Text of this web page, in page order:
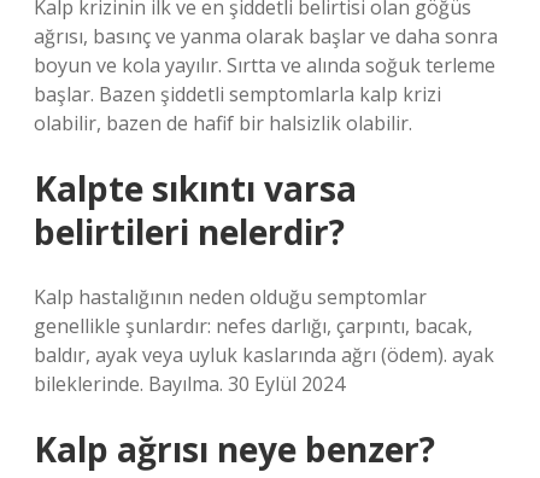
Kalp krizinin ilk ve en şiddetli belirtisi olan göğüs
ağrısı, basınç ve yanma olarak başlar ve daha sonra
boyun ve kola yayılır. Sırtta ve alında soğuk terleme
başlar. Bazen şiddetli semptomlarla kalp krizi
olabilir, bazen de hafif bir halsizlik olabilir.
Kalpte sıkıntı varsa
belirtileri nelerdir?
Kalp hastalığının neden olduğu semptomlar
genellikle şunlardır: nefes darlığı, çarpıntı, bacak,
baldır, ayak veya uyluk kaslarında ağrı (ödem). ayak
bileklerinde. Bayılma. 30 Eylül 2024
Kalp ağrısı neye benzer?